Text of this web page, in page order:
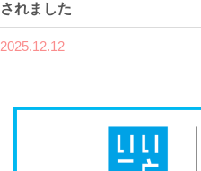
されました
2025.12.12